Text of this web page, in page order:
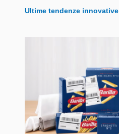
Ultime tendenze innovative